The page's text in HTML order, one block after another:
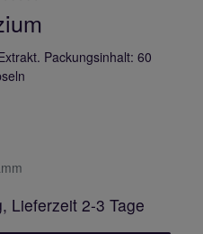
Packungsinhalt: 60
Lieferzeit 2-3 Tage